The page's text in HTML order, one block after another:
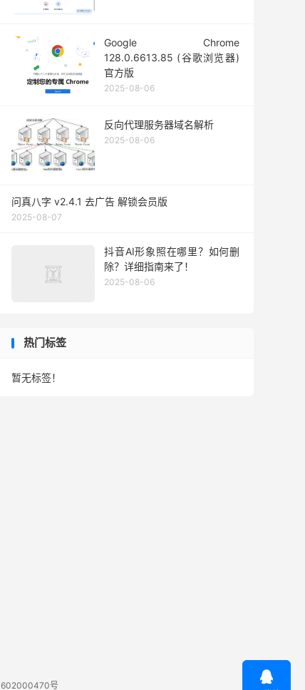
Google Chrome
128.0.6613.85 (谷歌浏览器)
官方版
2025-08-06
反向代理服务器域名解析
2025-08-06
问真八字 v2.4.1 去广告 解锁会员版
2025-08-07
抖音AI形象照在哪里？如何删
除？详细指南来了！
2025-08-06
热门标签
暂无标签！
号
